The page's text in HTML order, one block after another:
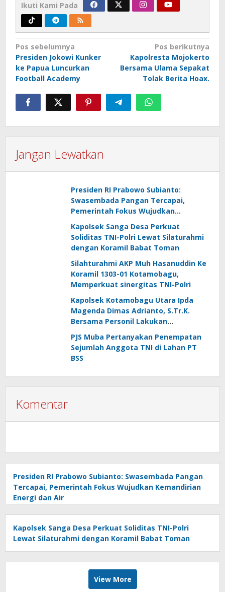
Ikuti Kami Pada
Navigasi
pos
Pos sebelumnya
Presiden Jokowi Kunker
ke Papua Luncurkan
Football Academy
Pos berikutnya
Kapolresta Mojokerto
Bersama Ulama Sepakat
Tolak Berita Hoax.
Jangan Lewatkan
Presiden RI Prabowo Subianto:
Swasembada Pangan Tercapai,
Pemerintah Fokus Wujudkan
Kemandirian Energi dan Air
Kapolsek Sanga Desa Perkuat
Soliditas TNI-Polri Lewat Silaturahmi
dengan Koramil Babat Toman
Silahturahmi AKP Muh Hasanuddin Ke
Koramil 1303-01 Kotamobagu,
Memperkuat sinergitas TNI-Polri
Kapolsek Kotamobagu Utara Ipda
Magenda Dimas Adrianto, S.Tr.K.
Bersama Personil Lakukan
Silaturahmi Ke Koramil 1303-02 Passi
PJS Muba Pertanyakan Penempatan
Sejumlah Anggota TNI di Lahan PT
BSS
Komentar
Presiden RI Prabowo Subianto: Swasembada Pangan
Tercapai, Pemerintah Fokus Wujudkan Kemandirian
Energi dan Air
Kapolsek Sanga Desa Perkuat Soliditas TNI-Polri
Lewat Silaturahmi dengan Koramil Babat Toman
View More